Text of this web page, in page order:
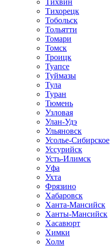
Тихвин
Тихорецк
Тобольск
Тольятти
Томари
Томск
Троицк
Туапсе
Туймазы
Тула
Туран
Тюмень
Узловая
Улан-Удэ
Ульяновск
Усолье-Сибирское
Уссурийск
Усть-Илимск
Уфа
Ухта
Фрязино
Хабаровск
Ханта-Мансийск
Ханты-Мансийск
Хасавюрт
Химки
Холм